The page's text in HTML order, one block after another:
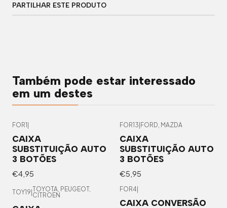
PARTILHAR ESTE PRODUTO
Também pode estar interessado
em um destes
FOR1|
CAIXA
SUBSTITUIÇÃO AUTO
3 BOTÕES
€4,95
FOR13|FORD, MAZDA
CAIXA
SUBSTITUIÇÃO AUTO
3 BOTÕES
€5,95
TOY19 TOYOTA, PEUGEOT,
CITROEN
FOR4
CAIXA CONVERSÃO